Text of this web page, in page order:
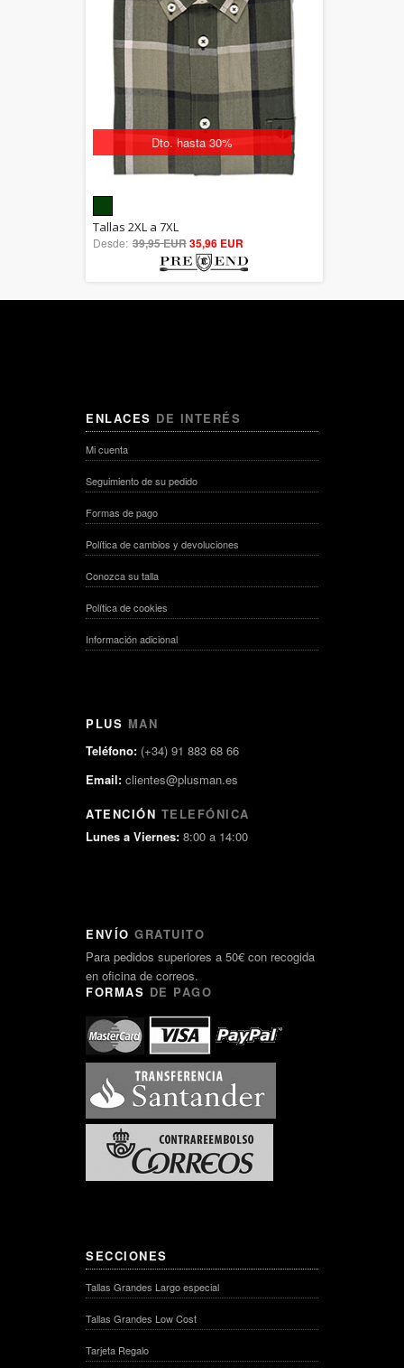
Dto. hasta 30%
5.00
out of 5
Tallas 2XL a 7XL
Desde: 39,95 EUR35,96 EUR
ENLACES DE INTERÉS
Mi cuenta
Seguimiento de su pedido
Formas de pago
Política de cambios y devoluciones
Conozca su talla
Política de cookies
Información adicional
PLUS MAN
Teléfono: (+34) 91 883 68 66
Email: clientes@plusman.es
ATENCIÓN TELEFÓNICA
Lunes a Viernes: 8:00 a 14:00
ENVÍO GRATUITO
Para pedidos superiores a 50€ con recogida
en oficina de correos.
FORMAS DE PAGO
SECCIONES
Tallas Grandes Largo especial
Tallas Grandes Low Cost
Tarjeta Regalo